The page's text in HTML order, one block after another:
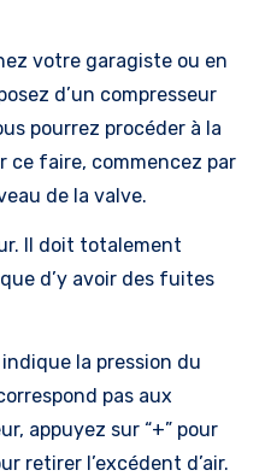
votre garagiste ou en
d’un compresseur
pourrez procéder à la
ce faire, commencez par
de la valve.
Il doit totalement
d’y avoir des fuites
la pression du
pas aux
appuyez sur “+” pour
retirer l’excédent d’air.